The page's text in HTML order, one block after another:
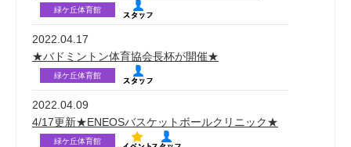
緑ケ丘体育館
2022.04.17
★バドミントン体育協会長杯が開催★
緑ケ丘体育館
2022.04.09
4/17更新★ENEOSバスケットボールクリニック★
緑ケ丘体育館